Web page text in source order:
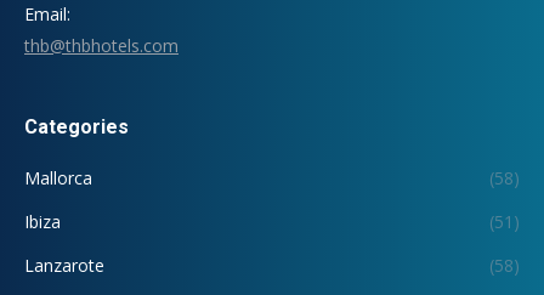
Email:
thb@thbhotels.com
Categories
Mallorca
(58)
Ibiza
(51)
Lanzarote
(58)